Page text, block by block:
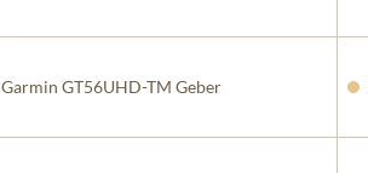
Garmin GT56UHD-TM Geber